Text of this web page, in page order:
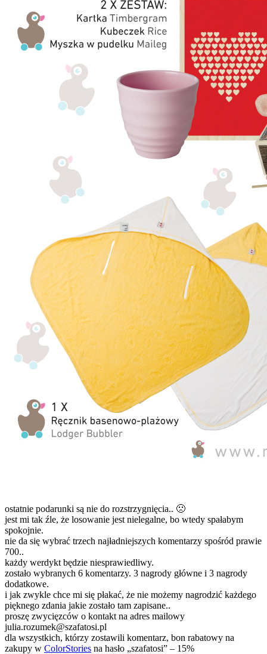
ostatnie podarunki są nie do rozstrzygnięcia.. 🙁
jest mi tak źle, że losowanie jest nielegalne, bo wtedy spałabym
spokojnie.
nie da się wybrać trzech najładniejszych komentarzy spośród prawie
700..
każdy werdykt będzie niesprawiedliwy.
zostało wybranych 6 komentarzy. 3 nagrody główne i 3 nagrody
dodatkowe.
i jak zwykle chce mi się płakać, że nie możemy nagrodzić każdego
pięknego zdania jakie zostało tam zapisane..
proszę zwycięzców o kontakt na adres mailowy
julia.rozumek@szafatosi.pl
dla wszystkich, którzy zostawili komentarz, bon rabatowy na
zakupy w ColorStories na hasło „szafatosi” – 15%